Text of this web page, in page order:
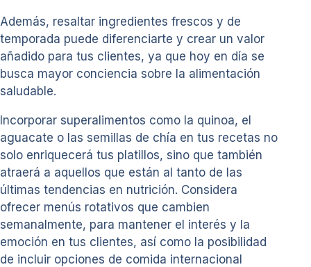
Además, resaltar ingredientes frescos y de
temporada puede diferenciarte y crear un valor
añadido para tus clientes, ya que hoy en día se
busca mayor conciencia sobre la alimentación
saludable.
Incorporar superalimentos como la quinoa, el
aguacate o las semillas de chía en tus recetas no
solo enriquecerá tus platillos, sino que también
atraerá a aquellos que están al tanto de las
últimas tendencias en nutrición. Considera
ofrecer menús rotativos que cambien
semanalmente, para mantener el interés y la
emoción en tus clientes, así como la posibilidad
de incluir opciones de comida internacional